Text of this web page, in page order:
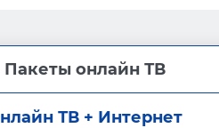
Пакеты онлайн ТВ
ТВ + Интернет